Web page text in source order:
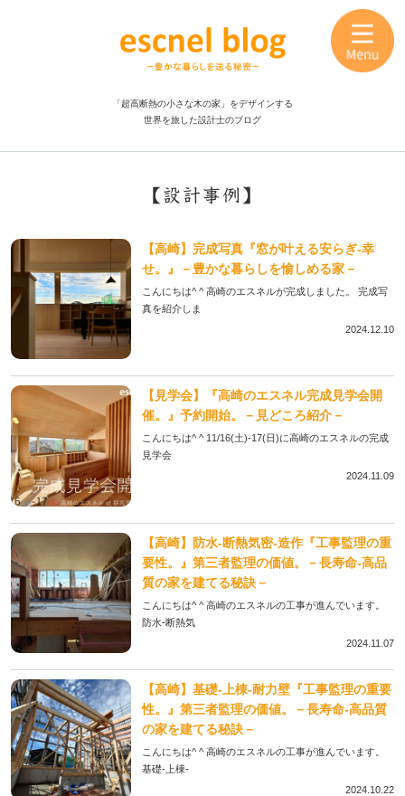
「超高断熱の小さな木の家」をデザインする
世界を旅した設計士のブログ
【設計事例】
【高崎】完成写真『窓が叶える安らぎ-幸
せ。』－豊かな暮らしを愉しめる家－
こんにちは^ ^ 高崎のエスネルが完成しました。 完成写
真を紹介しま
2024.12.10
【見学会】『高崎のエスネル完成見学会開
催。』予約開始。－見どころ紹介－
こんにちは^ ^ 11/16(土)-17(日)に高崎のエスネルの完成
見学会
2024.11.09
【高崎】防水-断熱気密-造作『工事監理の重
要性。』第三者監理の価値。－長寿命-高品
質の家を建てる秘訣－
こんにちは^ ^ 高崎のエスネルの工事が進んでいます。
防水-断熱気
2024.11.07
【高崎】基礎-上棟-耐力壁『工事監理の重要
性。』第三者監理の価値。－長寿命-高品質
の家を建てる秘訣－
こんにちは^ ^ 高崎のエスネルの工事が進んでいます。
基礎-上棟-
2024.10.22